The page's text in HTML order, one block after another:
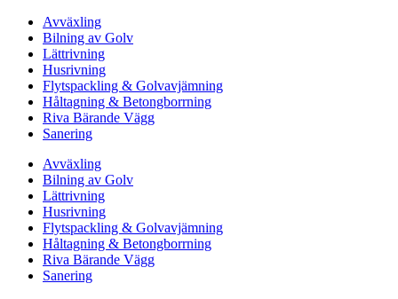
Avväxling
Bilning av Golv
Lättrivning
Husrivning
Flytspackling & Golvavjämning
Håltagning & Betongborrning
Riva Bärande Vägg
Sanering
Avväxling
Bilning av Golv
Lättrivning
Husrivning
Flytspackling & Golvavjämning
Håltagning & Betongborrning
Riva Bärande Vägg
Sanering